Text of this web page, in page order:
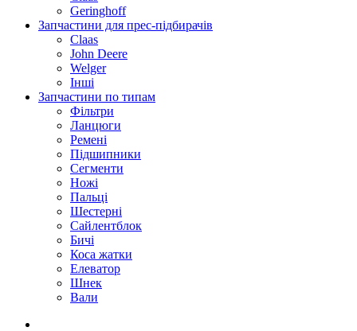
Geringhoff
Запчастини для прес-підбирачів
Claas
John Deere
Welger
Інші
Запчастини по типам
Фільтри
Ланцюги
Ремені
Підшипники
Сегменти
Ножі
Пальці
Шестерні
Сайлентблок
Бичі
Коса жатки
Елеватор
Шнек
Вали